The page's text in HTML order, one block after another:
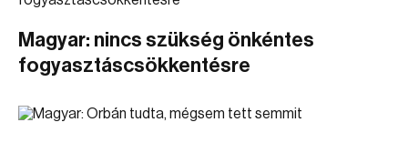
Magyar: nincs szükség önkéntes
fogyasztáscsökkentésre